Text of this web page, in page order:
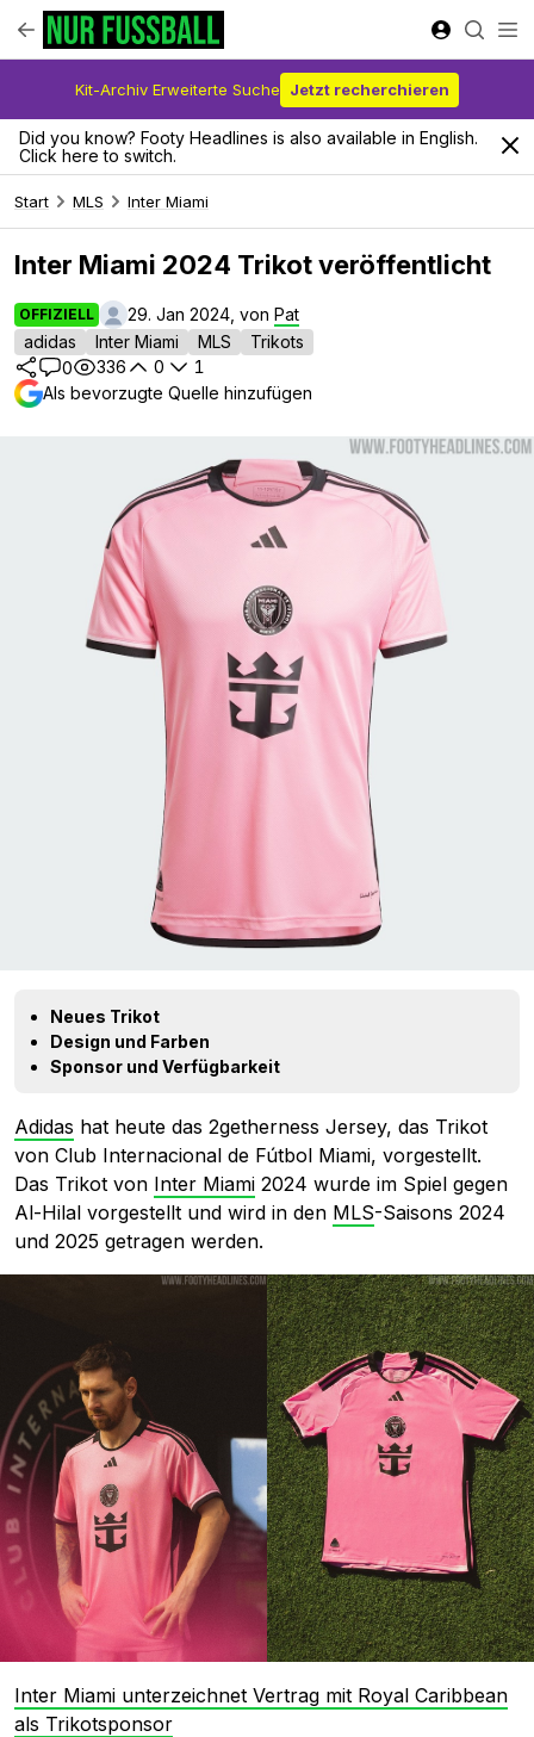
Kit-Archiv Erweiterte Suche Jetzt recherchieren
Did you know? Footy Headlines is also available in English.
Click here to switch.
Start MLS Inter Miami
Inter Miami 2024 Trikot veröffentlicht
OFFIZIELL 29. Jan 2024, von Pat
adidas
Inter Miami MLS
Trikots
0
336 0
1
Als bevorzugte Quelle hinzufügen
Neues Trikot
Design und Farben
Sponsor und Verfügbarkeit
Adidas hat heute das 2getherness Jersey, das Trikot
von Club Internacional de Fútbol Miami, vorgestellt.
Das Trikot von Inter Miami 2024 wurde im Spiel gegen
Al-Hilal vorgestellt und wird in den MLS-Saisons 2024
und 2025 getragen werden.
Inter Miami unterzeichnet Vertrag mit Royal Caribbean
als Trikotsponsor